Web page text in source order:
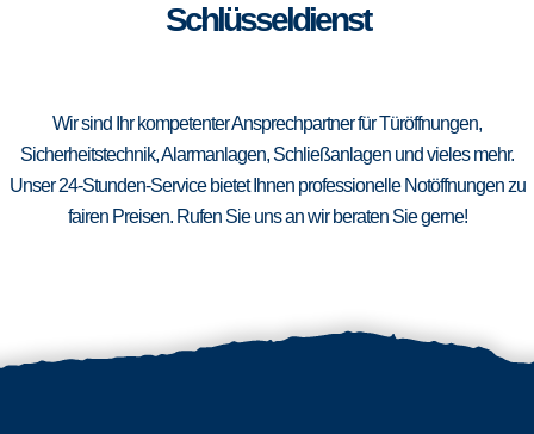
Schlüsseldienst
Wir sind Ihr kompetenter Ansprechpartner für Türöffnungen,
Sicherheitstechnik, Alarmanlagen, Schließanlagen und vieles mehr.
Unser 24-Stunden-Service bietet Ihnen professionelle Notöffnungen zu
fairen Preisen. Rufen Sie uns an wir beraten Sie gerne!